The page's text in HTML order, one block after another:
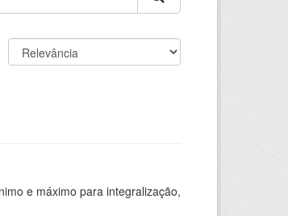
e máximo para integralização,